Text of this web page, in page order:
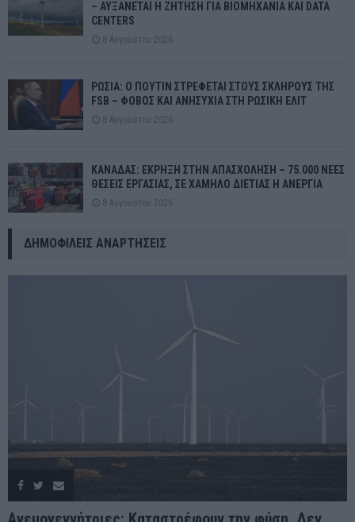
– ΑΥΞΑΝΕΤΑΙ Η ΖΗΤΗΣΗ ΓΙΑ ΒΙΟΜΗΧΑΝΙΑ ΚΑΙ DATA
CENTERS
8 Αυγούστου 2026
ΡΩΣΙΑ: Ο ΠΟΥΤΙΝ ΣΤΡΕΦΕΤΑΙ ΣΤΟΥΣ ΣΚΛΗΡΟΥΣ ΤΗΣ
FSB – ΦΟΒΟΣ ΚΑΙ ΑΝΗΣΥΧΙΑ ΣΤΗ ΡΩΣΙΚΗ ΕΛΙΤ
8 Αυγούστου 2026
ΚΑΝΑΔΑΣ: ΕΚΡΗΞΗ ΣΤΗΝ ΑΠΑΣΧΟΛΗΣΗ – 75.000 ΝΕΕΣ
ΘΕΣΕΙΣ ΕΡΓΑΣΙΑΣ, ΣΕ ΧΑΜΗΛΟ ΔΙΕΤΙΑΣ Η ΑΝΕΡΓΙΑ
8 Αυγούστου 2026
ΔΗΜΟΦΙΛΕΊΣ ΑΝΑΡΤΉΣΕΙΣ